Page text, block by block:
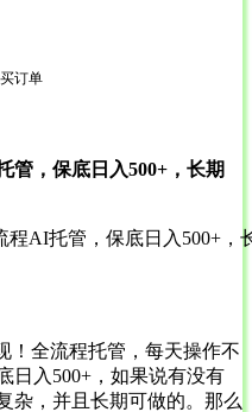
订单
管，保底日入500+，长期
！全流程托管，每天操作不
日入500+，如果说有没有
杂，并且长期可做的。那么